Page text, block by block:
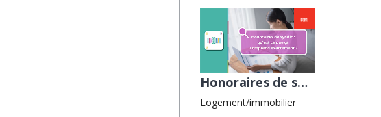
Honoraires de syndic : qu’est-ce que ça comprend exactement ? avec la CLCV
Logement/immobilier